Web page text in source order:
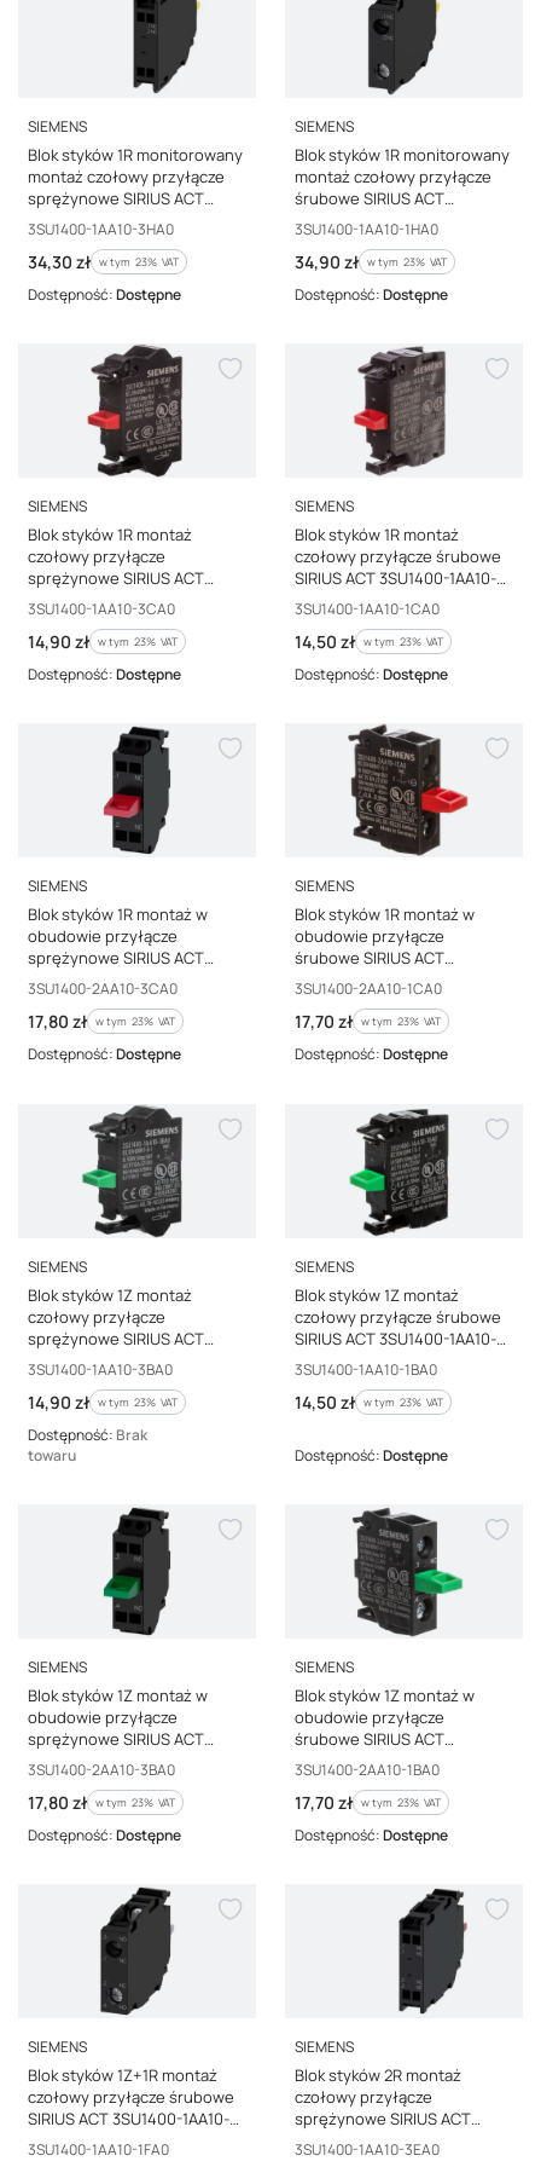
PRODUCENT
SIEMENS
Blok styków 1R monitorowany
montaż czołowy przyłącze
sprężynowe SIRIUS ACT
3SU1400-1AA10-3HA0
Kod producenta
3SU1400-1AA10-3HA0
Cena brutto
34,30 zł w tym %s VAT
w tym 23% VAT
Dostępność:Dostępne
PRODUCENT
SIEMENS
Blok styków 1R monitorowany
montaż czołowy przyłącze
śrubowe SIRIUS ACT
3SU1400-1AA10-1HA0
Kod producenta
3SU1400-1AA10-1HA0
Cena brutto
34,90 zł w tym %s VAT
w tym 23% VAT
Dostępność:Dostępne
PRODUCENT
SIEMENS
Blok styków 1R montaż
czołowy przyłącze
sprężynowe SIRIUS ACT
3SU1400-1AA10-3CA0
Kod producenta
3SU1400-1AA10-3CA0
Cena brutto
14,90 zł w tym %s VAT
w tym 23% VAT
Dostępność:Dostępne
PRODUCENT
SIEMENS
Blok styków 1R montaż
czołowy przyłącze śrubowe
SIRIUS ACT 3SU1400-1AA10-
1CA0
Kod producenta
3SU1400-1AA10-1CA0
Cena brutto
14,50 zł w tym %s VAT
w tym 23% VAT
Dostępność:Dostępne
PRODUCENT
SIEMENS
Blok styków 1R montaż w
obudowie przyłącze
sprężynowe SIRIUS ACT
3SU1400-2AA10-3CA0
Kod producenta
3SU1400-2AA10-3CA0
Cena brutto
17,80 zł w tym %s VAT
w tym 23% VAT
Dostępność:Dostępne
PRODUCENT
SIEMENS
Blok styków 1R montaż w
obudowie przyłącze
śrubowe SIRIUS ACT
3SU1400-2AA10-1CA0
Kod producenta
3SU1400-2AA10-1CA0
Cena brutto
17,70 zł w tym %s VAT
w tym 23% VAT
Dostępność:Dostępne
PRODUCENT
SIEMENS
Blok styków 1Z montaż
czołowy przyłącze
sprężynowe SIRIUS ACT
3SU1400-1AA10-3BA0
Kod producenta
3SU1400-1AA10-3BA0
Cena brutto
14,90 zł w tym %s VAT
w tym 23% VAT
Dostępność: Brak
towaru
PRODUCENT
SIEMENS
Blok styków 1Z montaż
czołowy przyłącze śrubowe
SIRIUS ACT 3SU1400-1AA10-
1BA0
Kod producenta
3SU1400-1AA10-1BA0
Cena brutto
14,50 zł w tym %s VAT
w tym 23% VAT
Dostępność:Dostępne
PRODUCENT
SIEMENS
Blok styków 1Z montaż w
obudowie przyłącze
sprężynowe SIRIUS ACT
3SU1400-2AA10-3BA0
Kod producenta
3SU1400-2AA10-3BA0
Cena brutto
17,80 zł w tym %s VAT
w tym 23% VAT
Dostępność:Dostępne
PRODUCENT
SIEMENS
Blok styków 1Z montaż w
obudowie przyłącze
śrubowe SIRIUS ACT
3SU1400-2AA10-1BA0
Kod producenta
3SU1400-2AA10-1BA0
Cena brutto
17,70 zł w tym %s VAT
w tym 23% VAT
Dostępność:Dostępne
PRODUCENT
SIEMENS
Blok styków 1Z+1R montaż
czołowy przyłącze śrubowe
SIRIUS ACT 3SU1400-1AA10-
1FA0
Kod producenta
3SU1400-1AA10-1FA0
PRODUCENT
SIEMENS
Blok styków 2R montaż
czołowy przyłącze
sprężynowe SIRIUS ACT
3SU1400-1AA10-3EA0
Kod producenta
3SU1400-1AA10-3EA0